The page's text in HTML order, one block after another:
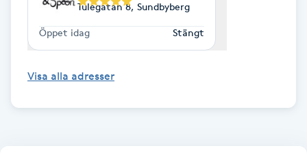
Katun fransar
Keratinbehandling
Tulegatan 8, Sundbyberg
Öppet idag Stängt
Visa alla adresser